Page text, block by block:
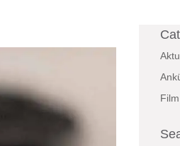
Film